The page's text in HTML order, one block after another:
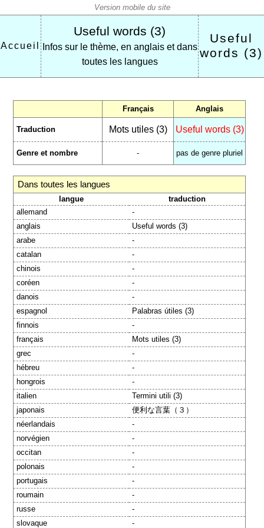
Accueil
Useful words (3)
Infos sur le thème, en anglais et dans
toutes les langues
Useful
words (3)
Français Anglais
Traduction Mots utiles (3) Useful words (3)
Genre et nombre - pas de genre pluriel
Dans toutes les langues
langue
traduction
allemand
-
anglais
Useful words (3)
arabe
-
catalan
-
chinois
-
coréen
-
danois
-
espagnol
Palabras útiles (3)
finnois
-
français
Mots utiles (3)
grec
-
hébreu
-
hongrois
-
italien
Termini utili (3)
japonais
便利な言葉（３）
néerlandais
-
norvégien
-
occitan
-
polonais
-
portugais
-
roumain
-
russe
-
slovaque
-